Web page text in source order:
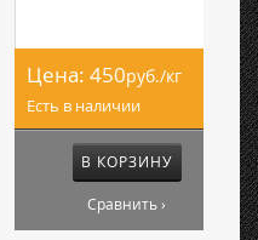
Цена: 450руб./кг
Есть в наличии
В КОРЗИНУ
Сравнить ›